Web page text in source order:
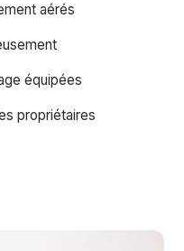
aérés
équipées
propriétaires